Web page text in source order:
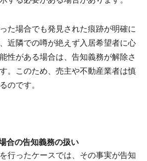
た場合でも発見された痕跡が明確に
近隣での噂が絶えず入居希望者に心
性がある場合は、告知義務が解除さ
。このため、 売主や不動産業者は慎
のです。
合の告知義務の扱い
行ったケースでは、 その事実が告知